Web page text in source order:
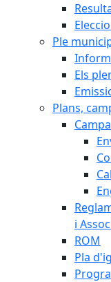
Ple
Els
Plans,
i
ROM
Pla